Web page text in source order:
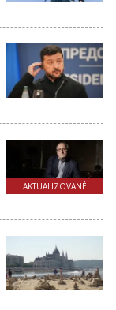
AKTUALIZOVANÉ